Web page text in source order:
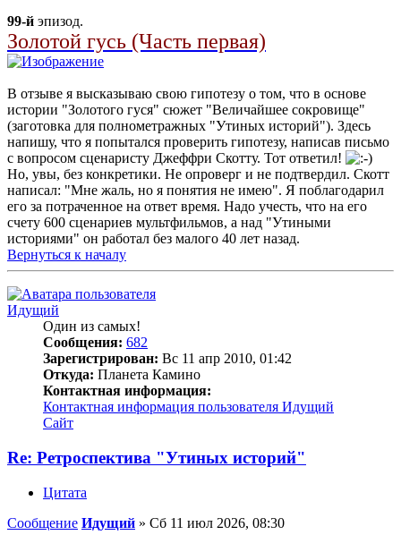
99-й эпизод.
Золотой гусь (Часть первая)
В отзыве я высказываю свою гипотезу о том, что в основе
истории "Золотого гуся" сюжет "Величайшее сокровище"
(заготовка для полнометражных "Утиных историй"). Здесь
напишу, что я попытался проверить гипотезу, написав письмо
с вопросом сценаристу Джеффри Скотту. Тот ответил!
Но, увы, без конкретики. Не опроверг и не подтвердил. Скотт
написал: "Мне жаль, но я понятия не имею". Я поблагодарил
его за потраченное на ответ время. Надо учесть, что на его
счету 600 сценариев мультфильмов, а над "Утиными
историями" он работал без малого 40 лет назад.
Вернуться к началу
Идущий
Один из самых!
Сообщения: 682
Зарегистрирован: Вс 11 апр 2010, 01:42
Откуда: Планета Камино
Контактная информация:
Контактная информация пользователя Идущий
Сайт
Re: Ретроспектива "Утиных историй"
Цитата
Сообщение Идущий » Сб 11 июл 2026, 08:30